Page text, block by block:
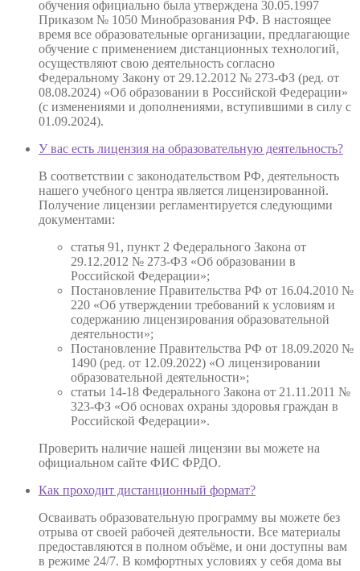
обучения официально была утверждена 30.05.1997
Приказом № 1050 Минобразования РФ. В настоящее
время все образовательные организации, предлагающие
обучение с применением дистанционных технологий,
осуществляют свою деятельность согласно
Федеральному Закону от 29.12.2012 № 273-ФЗ (ред. от
08.08.2024) «Об образовании в Российской Федерации»
(с изменениями и дополнениями, вступившими в силу с
01.09.2024).
У вас есть лицензия на образовательную деятельность?
В соответствии с законодательством РФ, деятельность
нашего учебного центра является лицензированной.
Получение лицензии регламентируется следующими
документами:
статья 91, пункт 2 Федерального Закона от
29.12.2012 № 273-ФЗ «Об образовании в
Российской Федерации»;
Постановление Правительства РФ от 16.04.2010 №
220 «Об утверждении требований к условиям и
содержанию лицензирования образовательной
деятельности»;
Постановление Правительства РФ от 18.09.2020 №
1490 (ред. от 12.09.2022) «О лицензировании
образовательной деятельности»;
статьи 14-18 Федерального Закона от 21.11.2011 №
323-ФЗ «Об основах охраны здоровья граждан в
Российской Федерации».
Проверить наличие нашей лицензии вы можете на
официальном сайте ФИС ФРДО.
Как проходит дистанционный формат?
Осваивать образовательную программу вы можете без
отрыва от своей рабочей деятельности. Все материалы
предоставляются в полном объёме, и они доступны вам
в режиме 24/7. В комфортных условиях у себя дома вы